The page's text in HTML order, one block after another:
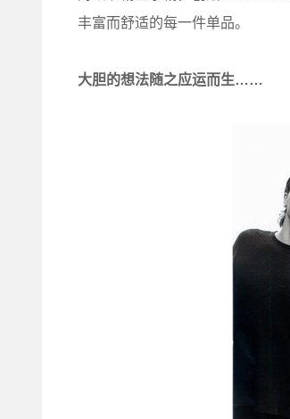
丰富而舒适的每一件单品。
大胆的想法随之应运而生……